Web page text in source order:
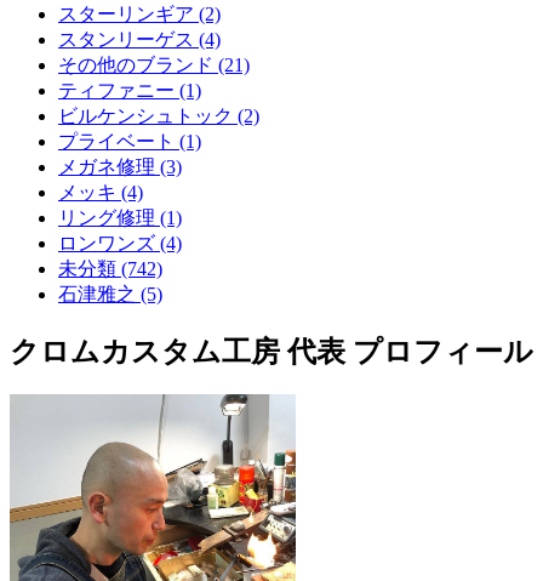
スターリンギア (2)
スタンリーゲス (4)
その他のブランド (21)
ティファニー (1)
ビルケンシュトック (2)
プライベート (1)
メガネ修理 (3)
メッキ (4)
リング修理 (1)
ロンワンズ (4)
未分類 (742)
石津雅之 (5)
クロムカスタム工房 代表 プロフィール